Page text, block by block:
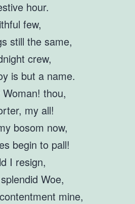
hour.
few,
still the same,
crew,
is but a name.
thou,
my all!
bosom now,
begin to pall!
I resign,
Woe,
mine,